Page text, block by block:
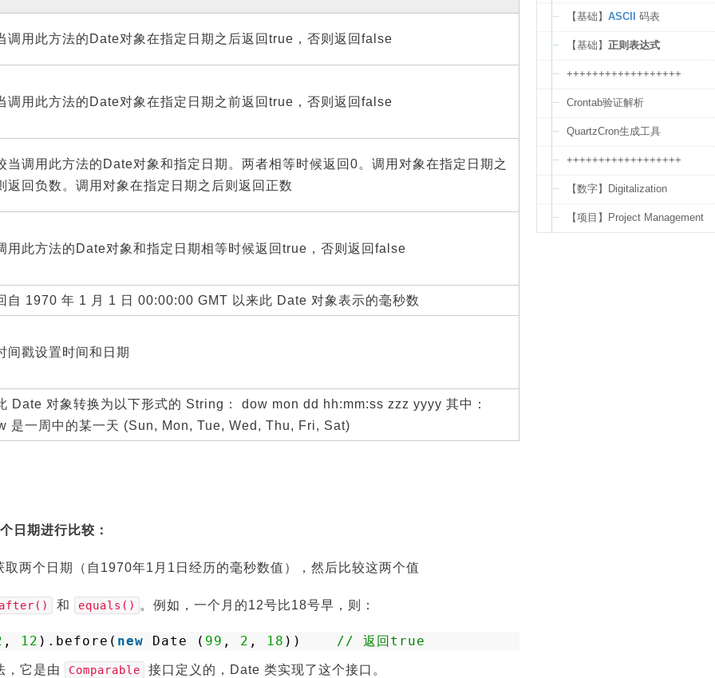
调用此方法的Date对象在指定日期之后返回true，否则返回false
调用此方法的Date对象在指定日期之前返回true，否则返回false
当调用此方法的Date对象和指定日期。两者相等时候返回0。调用对象在指定日期之
返回负数。调用对象在指定日期之后则返回正数
用此方法的Date对象和指定日期相等时候返回true，否则返回false
自 1970 年 1 月 1 日 00:00:00 GMT 以来此 Date 对象表示的毫秒数
间戳设置时间和日期
Date 对象转换为以下形式的 String： dow mon dd hh:mm:ss zzz yyyy 其中：
是一周中的某一天 (Sun, Mon, Tue, Wed, Thu, Fri, Sat)
日期进行比较：
两个日期（自1970年1月1日经历的毫秒数值），然后比较这两个值
和 equals() 。例如，一个月的12号比18号早，则：
, 12 ).before( new Date ( 99 , 2 , 18 )) // 返回true
，它是由 Comparable 接口定义的，Date 类实现了这个接口。
【基础】 ASCII 码表
【基础】 正则表达式
++++++++++++++++++
Crontab验证解析
QuartzCron生成工具
++++++++++++++++++
【数字】Digitalization
【项目】Project Management